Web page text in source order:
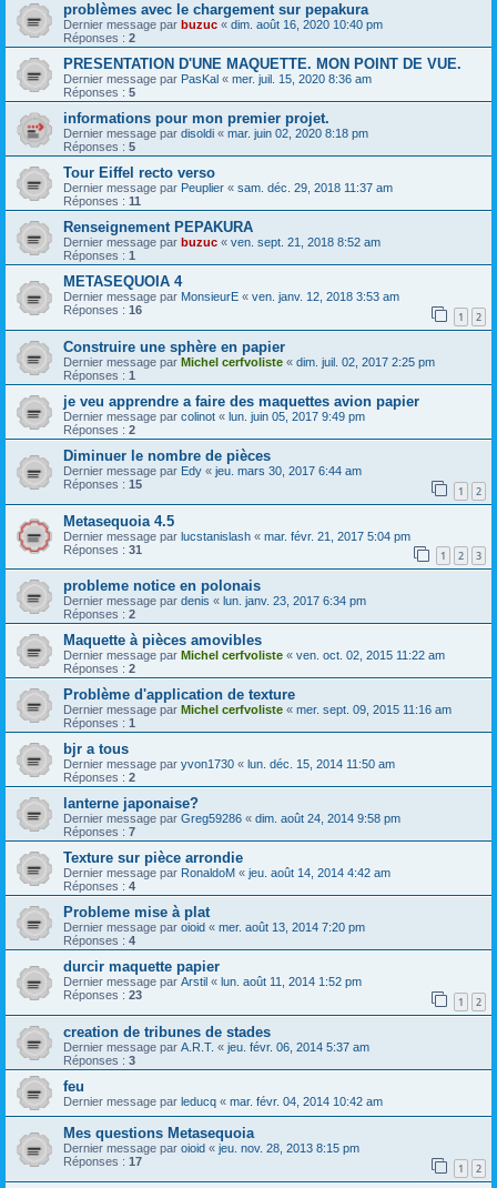
problèmes avec le chargement sur pepakura
Dernier message par buzuc « dim. août 16, 2020 10:40 pm
Réponses : 2
PRESENTATION D'UNE MAQUETTE. MON POINT DE VUE.
Dernier message par PasKal « mer. juil. 15, 2020 8:36 am
Réponses : 5
informations pour mon premier projet.
Dernier message par disoldi « mar. juin 02, 2020 8:18 pm
Réponses : 5
Tour Eiffel recto verso
Dernier message par Peuplier « sam. déc. 29, 2018 11:37 am
Réponses : 11
Renseignement PEPAKURA
Dernier message par buzuc « ven. sept. 21, 2018 8:52 am
Réponses : 1
METASEQUOIA 4
Dernier message par MonsieurE « ven. janv. 12, 2018 3:53 am
Réponses : 16 1 2
Construire une sphère en papier
Dernier message par Michel cerfvoliste « dim. juil. 02, 2017 2:25 pm
Réponses : 1
je veu apprendre a faire des maquettes avion papier
Dernier message par colinot « lun. juin 05, 2017 9:49 pm
Réponses : 2
Diminuer le nombre de pièces
Dernier message par Edy « jeu. mars 30, 2017 6:44 am
Réponses : 15 1 2
Metasequoia 4.5
Dernier message par lucstanislash « mar. févr. 21, 2017 5:04 pm
Réponses : 31 1 2 3
probleme notice en polonais
Dernier message par denis « lun. janv. 23, 2017 6:34 pm
Réponses : 2
Maquette à pièces amovibles
Dernier message par Michel cerfvoliste « ven. oct. 02, 2015 11:22 am
Réponses : 2
Problème d'application de texture
Dernier message par Michel cerfvoliste « mer. sept. 09, 2015 11:16 am
Réponses : 1
bjr a tous
Dernier message par yvon1730 « lun. déc. 15, 2014 11:50 am
Réponses : 2
lanterne japonaise?
Dernier message par Greg59286 « dim. août 24, 2014 9:58 pm
Réponses : 7
Texture sur pièce arrondie
Dernier message par RonaldoM « jeu. août 14, 2014 4:42 am
Réponses : 4
Probleme mise à plat
Dernier message par oioid « mer. août 13, 2014 7:20 pm
Réponses : 4
durcir maquette papier
Dernier message par Arstil « lun. août 11, 2014 1:52 pm
Réponses : 23 1 2
creation de tribunes de stades
Dernier message par A.R.T. « jeu. févr. 06, 2014 5:37 am
Réponses : 3
feu
Dernier message par leducq « mar. févr. 04, 2014 10:42 am
Mes questions Metasequoia
Dernier message par oioid « jeu. nov. 28, 2013 8:15 pm
Réponses : 17 1 2